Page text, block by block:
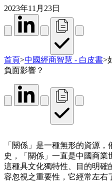
2023年11月23日
首頁>中國經商智慧 - 白皮書>
負面影響？
「關係」是一種無形的資源
史，「關係」一直是中國商業
這種具文化獨特性、目的明確
容忽視之重要性，它經常左右